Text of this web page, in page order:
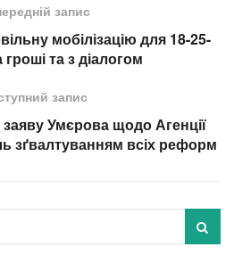
запис
мобілізацію для 18-25-
гроші та з діалогом
запис
Умєрова щодо Агенції
зґвалтуванням всіх реформ